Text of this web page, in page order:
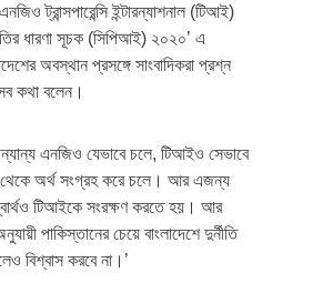
ট্রান্সপারেন্সি ইন্টারন্যাশনাল (টিআই)
ধারণা সূচক (সিপিআই) ২০২০’ এ
অবস্থান প্রসঙ্গে সাংবাদিকরা প্রশ্ন
কথা বলেন।
এনজিও যেভাবে চলে, টিআইও সেভাবে
থেকে অর্থ সংগ্রহ করে চলে। আর এজন্য
টিআইকে সংরক্ষণ করতে হয়। আর
পাকিস্তানের চেয়ে বাংলাদেশে দুর্নীতি
বিশ্বাস করবে না।’